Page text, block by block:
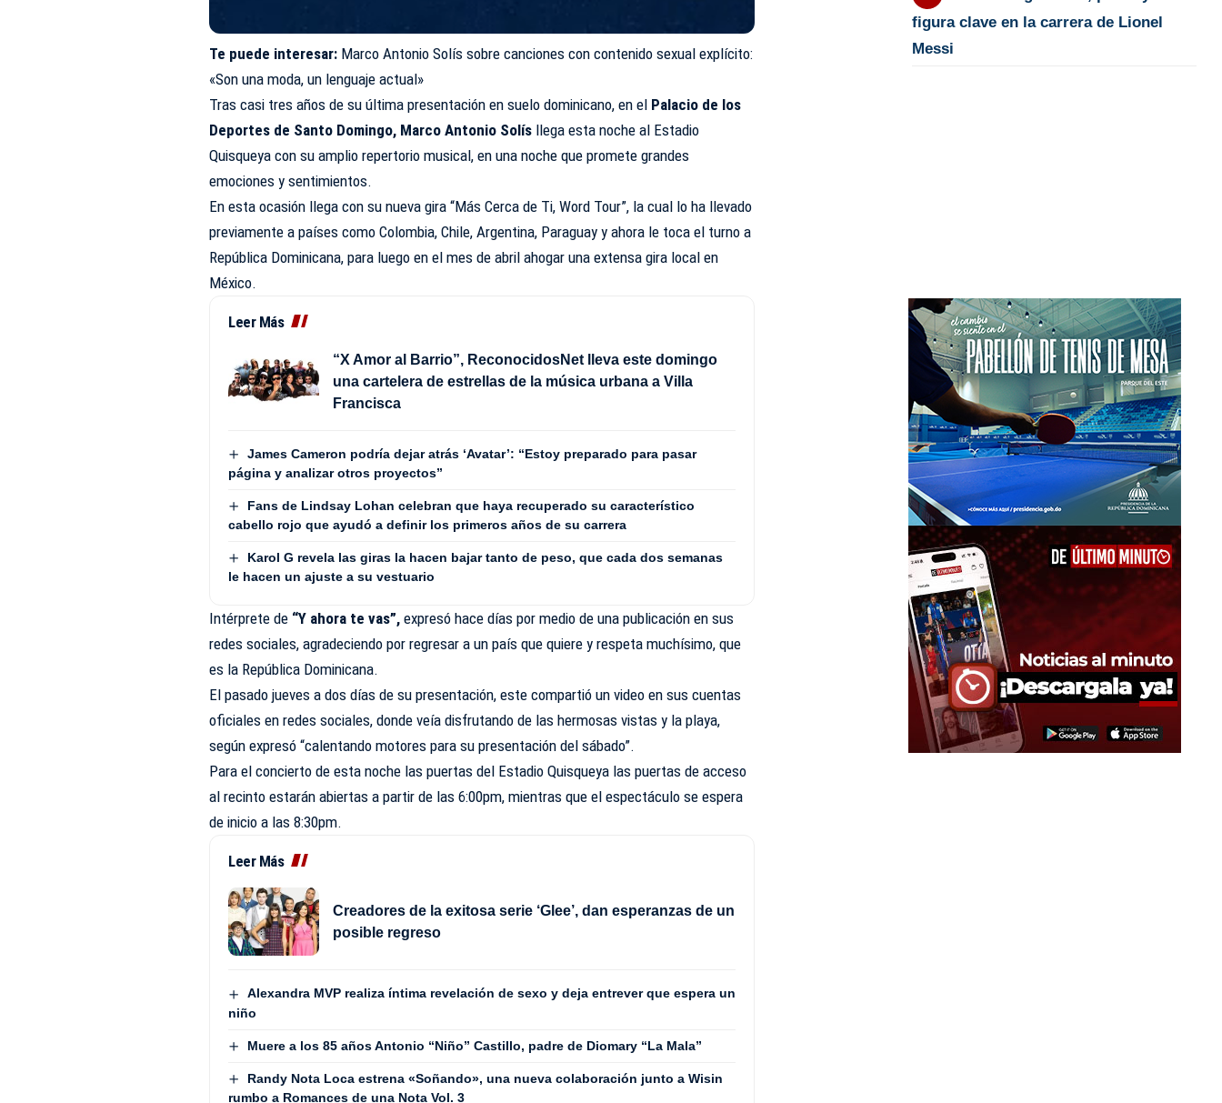
Te puede interesar: Marco Antonio Solís sobre canciones con contenido sexual explícito:
«Son una moda, un lenguaje actual»
Tras casi tres años de su última presentación en suelo dominicano, en el Palacio de los
Deportes de Santo Domingo, Marco Antonio Solís llega esta noche al Estadio
Quisqueya con su amplio repertorio musical, en una noche que promete grandes
emociones y sentimientos.
En esta ocasión llega con su nueva gira “Más Cerca de Ti, Word Tour”, la cual lo ha llevado
previamente a países como Colombia, Chile, Argentina, Paraguay y ahora le toca el turno a
República Dominicana, para luego en el mes de abril ahogar una extensa gira local en
México.
Leer Más
“X Amor al Barrio”, ReconocidosNet lleva este domingo
una cartelera de estrellas de la música urbana a Villa
Francisca
James Cameron podría dejar atrás ‘Avatar’: “Estoy preparado para pasar
página y analizar otros proyectos”
Fans de Lindsay Lohan celebran que haya recuperado su característico
cabello rojo que ayudó a definir los primeros años de su carrera
Karol G revela las giras la hacen bajar tanto de peso, que cada dos semanas
le hacen un ajuste a su vestuario
Intérprete de “Y ahora te vas”, expresó hace días por medio de una publicación en sus
redes sociales, agradeciendo por regresar a un país que quiere y respeta muchísimo, que
es la República Dominicana.
El pasado jueves a dos días de su presentación, este compartió un video en sus cuentas
oficiales en redes sociales, donde veía disfrutando de las hermosas vistas y la playa,
según expresó “calentando motores para su presentación del sábado”.
Para el concierto de esta noche las puertas del Estadio Quisqueya las puertas de acceso
al recinto estarán abiertas a partir de las 6:00pm, mientras que el espectáculo se espera
de inicio a las 8:30pm.
Leer Más
Creadores de la exitosa serie ‘Glee’, dan esperanzas de un
posible regreso
Alexandra MVP realiza íntima revelación de sexo y deja entrever que espera un
niño
Muere a los 85 años Antonio “Niño” Castillo, padre de Diomary “La Mala”
Randy Nota Loca estrena «Soñando», una nueva colaboración junto a Wisin
rumbo a Romances de una Nota Vol. 3
figura clave en la carrera de Lionel
Messi